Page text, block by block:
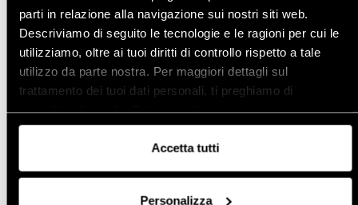
parti in relazione alla navigazione sui nostri siti web.
Descriviamo di seguito le tecnologie e le ragioni per cui le
utilizziamo, oltre ai tuoi diritti di controllo rispetto a tale
utilizzo da parte nostra. Per maggiori dettagli sul
trattamento dei tuoi dati personali, ti preghiamo di
Accetta tutti
Personalizza
Varianti modello
Condividi